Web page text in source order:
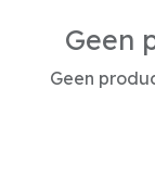
Geen
Geen